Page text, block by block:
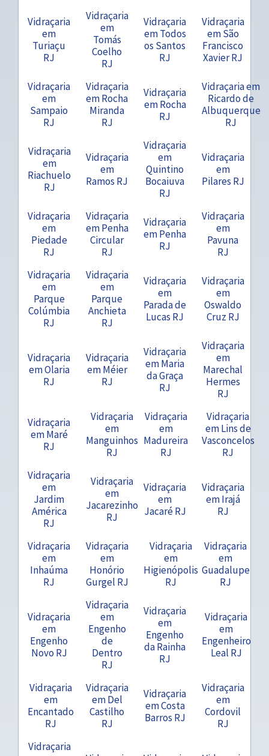
Vidraçaria
em
Turiaçu
RJ
Vidraçaria
em
Tomás
Coelho
RJ
Vidraçaria
em Todos
os Santos
RJ
Vidraçaria
em São
Francisco
Xavier RJ
Vidraçaria
em
Sampaio
RJ
Vidraçaria
em Rocha
Miranda
RJ
Vidraçaria
em Rocha
RJ
Vidraçaria em
Ricardo de
Albuquerque
RJ
Vidraçaria
em
Riachuelo
RJ
Vidraçaria
em
Ramos RJ
Vidraçaria
em
Quintino
Bocaiuva
RJ
Vidraçaria
em
Pilares RJ
Vidraçaria
em
Piedade
RJ
Vidraçaria
em Penha
Circular
RJ
Vidraçaria
em Penha
RJ
Vidraçaria
em
Pavuna
RJ
Vidraçaria
em
Parque
Colúmbia
RJ
Vidraçaria
em
Parque
Anchieta
RJ
Vidraçaria
em
Parada de
Lucas RJ
Vidraçaria
em
Oswaldo
Cruz RJ
Vidraçaria
em Olaria
RJ
Vidraçaria
em Méier
RJ
Vidraçaria
em Maria
da Graça
RJ
Vidraçaria
em
Marechal
Hermes
RJ
Vidraçaria
em Maré
RJ
Vidraçaria
em
Manguinhos
RJ
Vidraçaria
em
Madureira
RJ
Vidraçaria
em Lins de
Vasconcelos
RJ
Vidraçaria
em
Jardim
América
RJ
Vidraçaria
em
Jacarezinho
RJ
Vidraçaria
em
Jacaré RJ
Vidraçaria
em Irajá
RJ
Vidraçaria
em
Inhaúma
RJ
Vidraçaria
em
Honório
Gurgel RJ
Vidraçaria
em
Higienópolis
RJ
Vidraçaria
em
Guadalupe
RJ
Vidraçaria
em
Engenho
Novo RJ
Vidraçaria
em
Engenho
de
Dentro
RJ
Vidraçaria
em
Engenho
da Rainha
RJ
Vidraçaria
em
Engenheiro
Leal RJ
Vidraçaria
em
Encantado
RJ
Vidraçaria
em Del
Castilho
RJ
Vidraçaria
em Costa
Barros RJ
Vidraçaria
em
Cordovil
RJ
Vidraçaria